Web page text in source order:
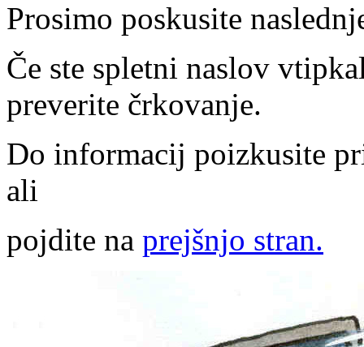
Prosimo poskusite
Če ste spletni naslov
preverite črkovanje.
Do informacij poizkusite
ali
pojdite na prejšnjo stran.